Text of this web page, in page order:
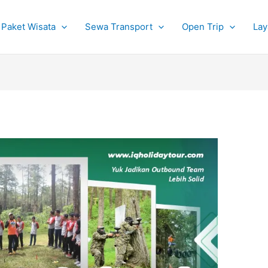
Paket Wisata Sewa Transport Open Trip